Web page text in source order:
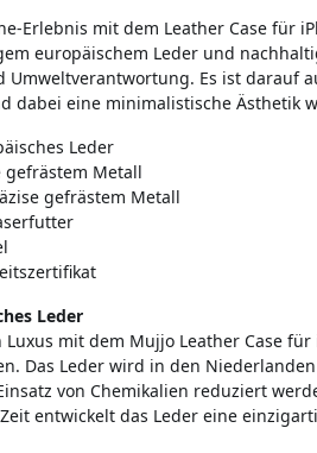
Erlebnis mit dem Leather Case für
europäischem Leder und
Umweltverantwortung. Es ist darauf
dabei eine minimalistische Ästhetik
Leder
gefrästem Metall
gefrästem Metall
Leder
Luxus mit dem Mujjo Leather Case
Das Leder wird in den
von Chemikalien reduziert
entwickelt das Leder eine